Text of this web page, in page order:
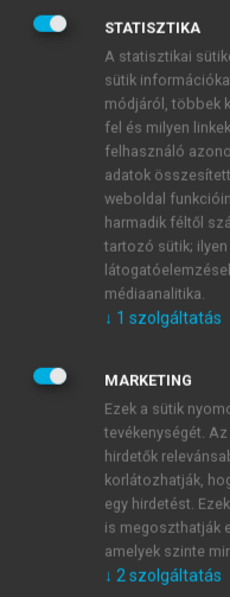
számára szükséges
összefüggően, hanem
nem igazolta, hogy a vele
családtagjai milyen
személyektől a részére
szakmai szabályok
(Legfelsőbb Bíróság
Ez az ítélet
bizonyítás
felperes érvelését. Az
alternatíva tervezett
az E. Alap által
alacsonyabbak, mind a
mind pedig a fertőzés
tájékoztatás
lehetősége
vissza, ez pedig
probléma óvatos, a
megközelítését. Az is
tervezett
STATISZTIKA
A statisztikai
sütik
módjáról, többek
fel és milyen
felhasználó
adatok
weboldal
harmadik féltől
tartozó sütik;
médiaanalitika.
↓ 1 szolgáltatás
MARKETING
Ezek a sütik
tevékenységét.
hirdetők
korlátozhatják,
egy hirdetést.
is megoszthatják
amelyek szinte
↓ 2szolgáltatás